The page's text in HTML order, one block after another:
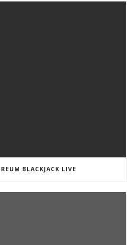
BLACKJACK LIVE